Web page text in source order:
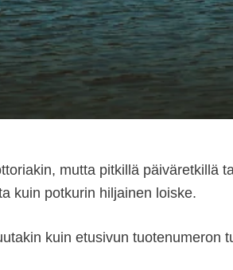
mutta pitkillä päiväretkillä
kuin potkurin hiljainen loiske.
kuin etusivun tuotenumeron